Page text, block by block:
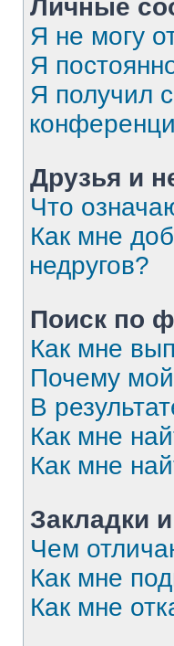
Личные
Я не могу
Я
Я получил
Друзья и
Что
Как мне
недругов?
Поиск по
Как мне
Почему мой
В
Как мне
Как мне
Закладки
Чем
Как мне
Как мне